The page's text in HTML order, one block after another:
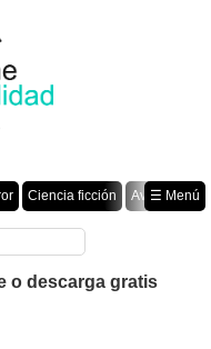
Ciencia ficción
Aventura
Crimen
☰ Menú
o descarga gratis